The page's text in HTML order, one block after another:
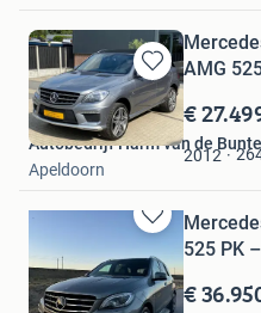
Bewaren
in
Mijn
Favorieten
AMG
€
2012
Autobedrijf Harm van de Bunte
Apeldoorn
Bewaren
in
Mijn
Favorieten
525 PK
€